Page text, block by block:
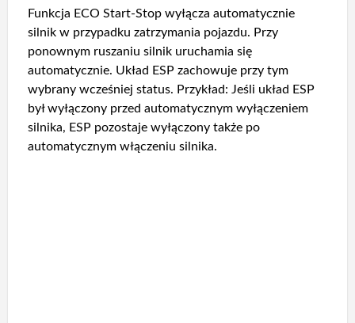
Funkcja ECO Start-Stop wyłącza automatycznie
silnik w przypadku zatrzymania pojazdu. Przy
ponownym ruszaniu silnik uruchamia się
automatycznie. Układ ESP zachowuje przy tym
wybrany wcześniej status. Przykład: Jeśli układ ESP
był wyłączony przed automatycznym wyłączeniem
silnika, ESP pozostaje wyłączony także po
automatycznym włączeniu silnika.